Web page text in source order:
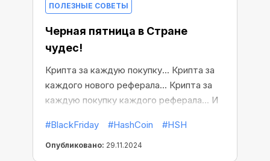
ПОЛЕЗНЫЕ СОВЕТЫ
Черная пятница в Стране
чудес!
Крипта за каждую покупку... Крипта за
каждого нового реферала... Крипта за
каждую покупку каждого реферала... И
году мы отмечаем Черную пятницу в
Стране чудес!
#BlackFriday #HashCoin #HSH
Опубликовано: 29.11.2024